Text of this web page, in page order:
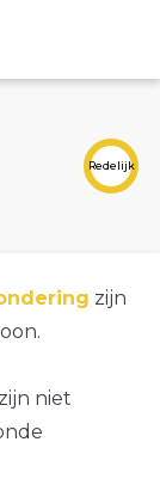
Redelijk
zijn
niet